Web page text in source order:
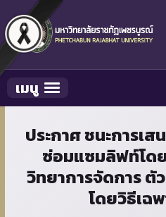
Toggle navigation
เมนู
ประกาศ ชนะการเส
ซ่อมแซมลิฟท์โด
วิทยาการจัดการ ตั
โดยวิธีเฉพ